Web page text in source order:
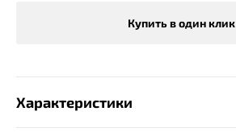
Купить в один клик
Характеристики